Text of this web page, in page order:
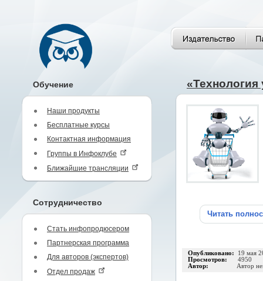
Обучение
Наши продукты
Бесплатные курсы
Контактная информация
Группы в Инфоклубе
Ближайшие трансляции
Сотрудничество
Стать инфопродюсером
Партнерская программа
Для авторов (экспертов)
Отдел продаж
Читать
Опубликовано: 19 мая
Просмотров: 4950
Автор: Автор